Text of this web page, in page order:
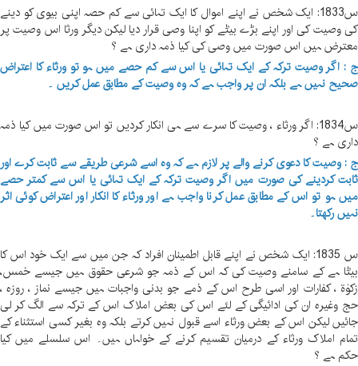
س1833: ایک شخص نے اپنے اموال کا ایک تہائی سے کم حصہ اپنی بیوی کو دینے
کی وصیت کی اور اپنے بڑے بیٹے کو اپنا وصی قرار دیا لیکن دیگر ورثا اس وصیت پر
معترض ہیں اس صورت میں وصی کی کیا ذمہ داری ہے ؟
ج : اگر وصیت ترکہ کے ایک تہائی یا اس سے کم حصے میں ہو تو ورثاء کا اعتراض
صحیح نہیں ہے بلکہ ان پر واجب ہے کہ وہ وصیت کے مطابق عمل کریں ۔
س1834: اگر ورثاء ، وصیت کا سرے سے ہی انکار کردیں تو اس صورت میں کیا ذمہ
داری ہے ؟
ج : وصیت کا دعوی کرنے والے پر لازم ہے کہ وہ اسے شرعی طریقے سے ثابت کرے اور
ثابت کردینے کی صورت میں اگر وصیت ترکہ کے ایک تہائی یا اس سے کمتر حصے
میں ہو تو اس کے مطابق عمل کرنا واجب ہے اور ورثاء کا انکار اور اعتراض کوئی اثر
نہیں رکھتا۔
س 1835: ایک شخص نے اپنے قابل اطمینان افراد کہ جن میں سے ایک خود اس کا
بیٹا ہے کے سامنے وصیت کی کہ اس کے ذمہ جو شرعی حقوق ہیں جیسے خمس،
زکوٰة ، کفارات اور اسی طرح اس کے ذمے جو بدنی واجبات ہیں جیسے نماز ، روزہ ،
حج وغیرہ ان کی ادائیگی کے لئے اس کی بعض املاک اس کے ترکہ سے الگ کر لی
جائیں لیکن اس کے بعض ورثاء اسے قبول نہیں کرتے بلکہ وہ بغیر کسی استثناء کے
تمام املاک ورثاء کے درمیان تقسیم کرنے کے خواہاں ہیں۔ اس سلسلے میں کیا
حکم ہے ؟